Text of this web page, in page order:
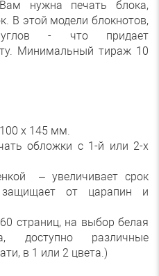
нужна печать блока,
В этой модели блокнотов,
углов - что придает
Минимальный тираж 10
х 145 мм.
обложки с 1-й или 2-х
– увеличивает срок
защищает от царапин и
страниц, на выбор белая
доступно различные
в 1 или 2 цвета.)